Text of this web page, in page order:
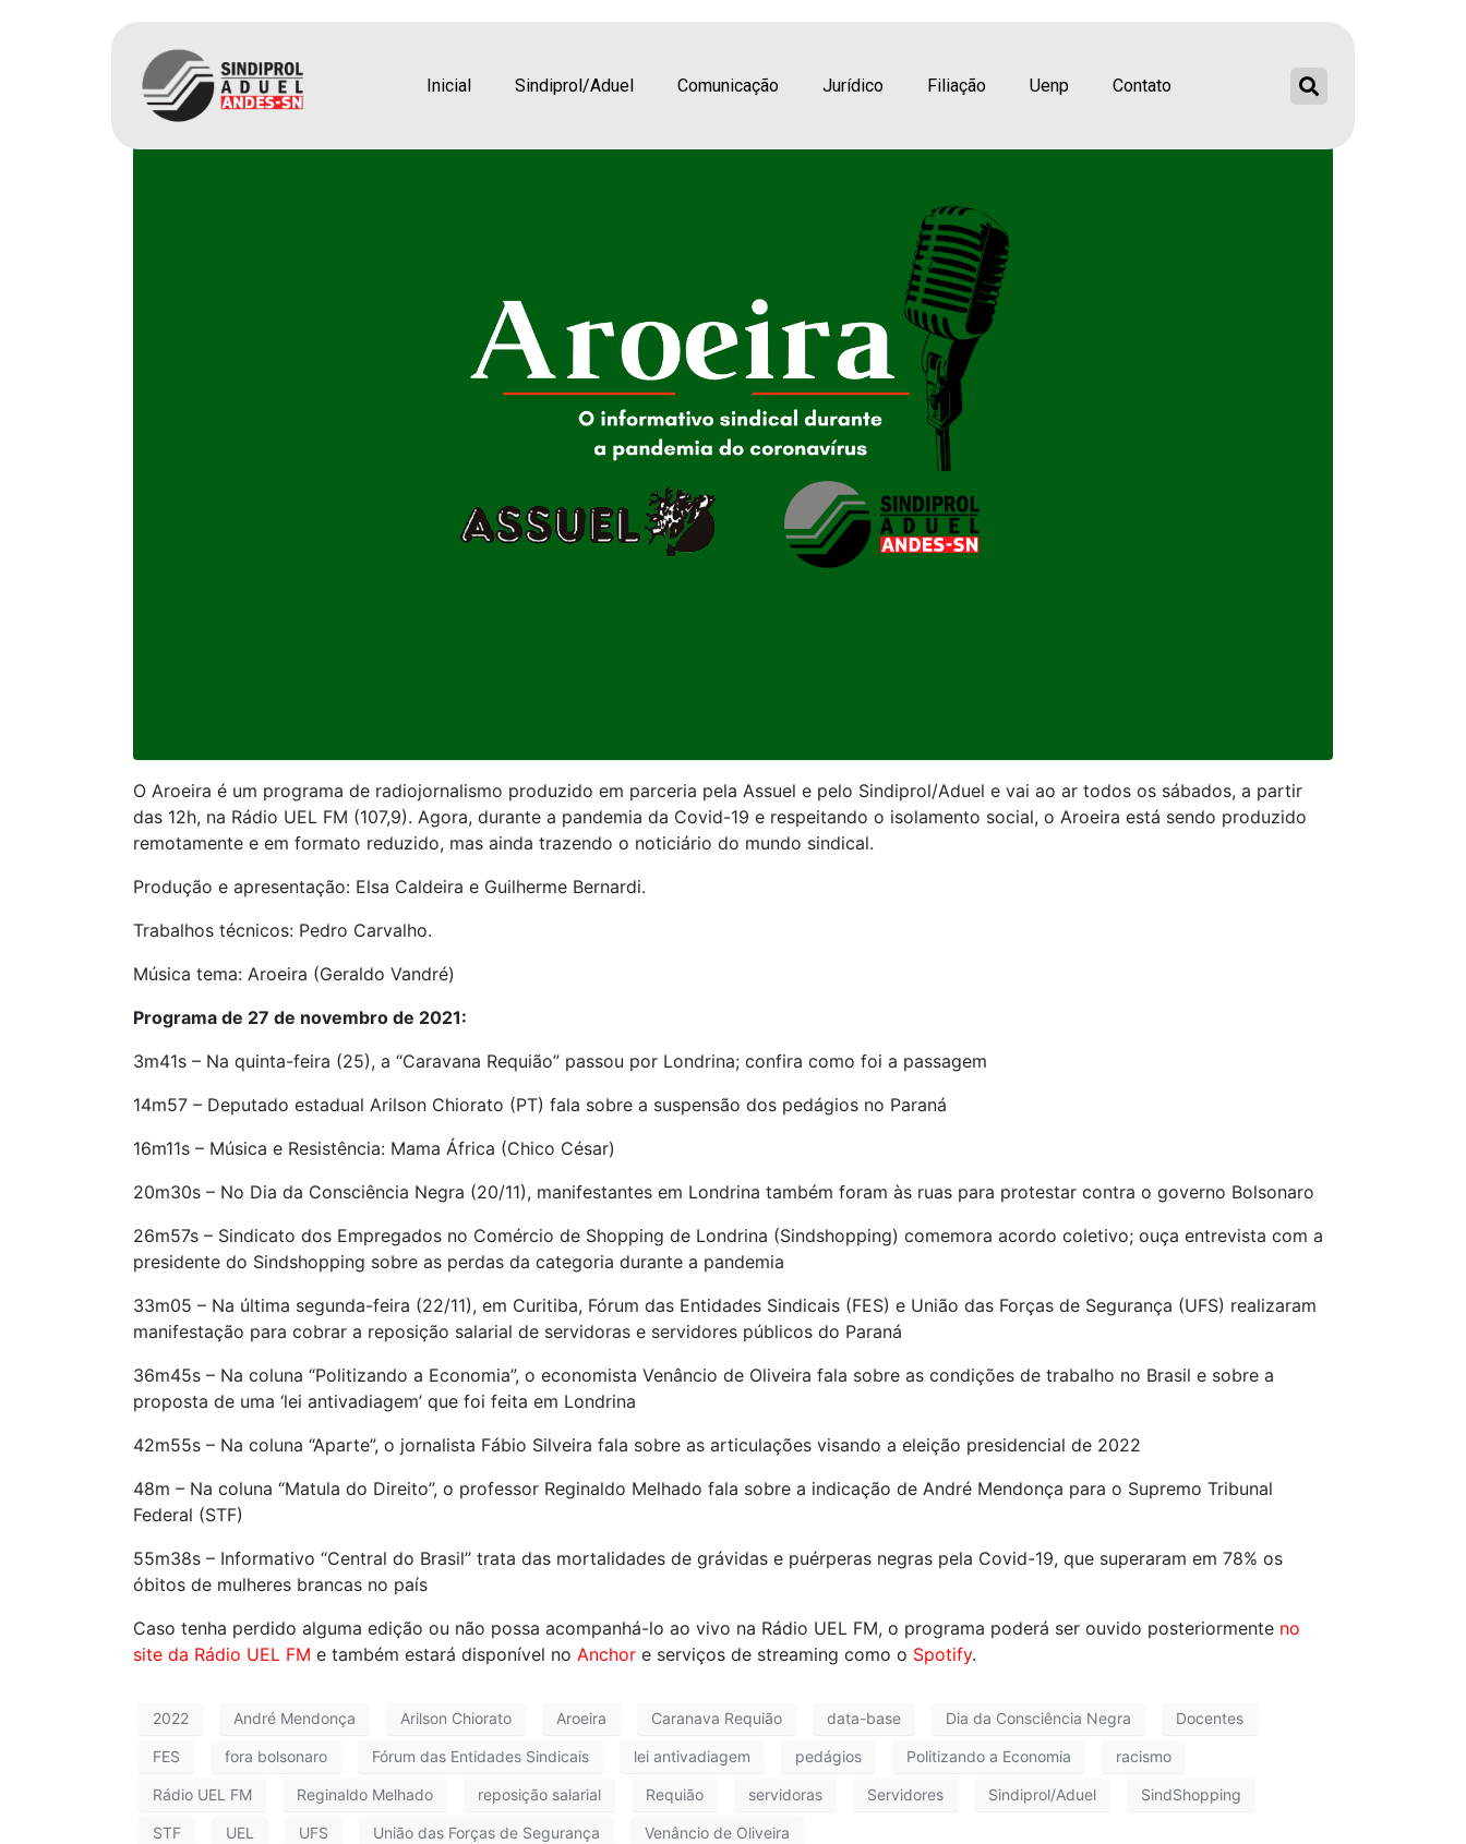
Inicial Sindiprol/Aduel Comunicação Jurídico Filiação Uenp Contato
Aroeira – 27 de novembro de 2021
O Aroeira é um programa de radiojornalismo produzido em parceria pela Assuel e pelo Sindiprol/Aduel e vai ao ar todos os sábados, a partir
das 12h, na Rádio UEL FM (107,9). Agora, durante a pandemia da Covid-19 e respeitando o isolamento social, o Aroeira está sendo produzido
remotamente e em formato reduzido, mas ainda trazendo o noticiário do mundo sindical.
Produção e apresentação: Elsa Caldeira e Guilherme Bernardi.
Trabalhos técnicos: Pedro Carvalho.
Música tema: Aroeira (Geraldo Vandré)
Programa de 27 de novembro de 2021:
3m41s – Na quinta-feira (25), a “Caravana Requião” passou por Londrina; confira como foi a passagem
14m57 – Deputado estadual Arilson Chiorato (PT) fala sobre a suspensão dos pedágios no Paraná
16m11s – Música e Resistência: Mama África (Chico César)
20m30s – No Dia da Consciência Negra (20/11), manifestantes em Londrina também foram às ruas para protestar contra o governo Bolsonaro
26m57s – Sindicato dos Empregados no Comércio de Shopping de Londrina (Sindshopping) comemora acordo coletivo; ouça entrevista com a
presidente do Sindshopping sobre as perdas da categoria durante a pandemia
33m05 – Na última segunda-feira (22/11), em Curitiba, Fórum das Entidades Sindicais (FES) e União das Forças de Segurança (UFS) realizaram
manifestação para cobrar a reposição salarial de servidoras e servidores públicos do Paraná
36m45s – Na coluna “Politizando a Economia”, o economista Venâncio de Oliveira fala sobre as condições de trabalho no Brasil e sobre a
proposta de uma ‘lei antivadiagem’ que foi feita em Londrina
42m55s – Na coluna “Aparte”, o jornalista Fábio Silveira fala sobre as articulações visando a eleição presidencial de 2022
48m – Na coluna “Matula do Direito”, o professor Reginaldo Melhado fala sobre a indicação de André Mendonça para o Supremo Tribunal
Federal (STF)
55m38s – Informativo “Central do Brasil” trata das mortalidades de grávidas e puérperas negras pela Covid-19, que superaram em 78% os
óbitos de mulheres brancas no país
Caso tenha perdido alguma edição ou não possa acompanhá-lo ao vivo na Rádio UEL FM, o programa poderá ser ouvido posteriormente no
site da Rádio UEL FM e também estará disponível no Anchor e serviços de streaming como o Spotify.
2022 André Mendonça Arilson Chiorato Aroeira Caranava Requião data-base Dia da Consciência Negra Docentes
FES fora bolsonaro Fórum das Entidades Sindicais lei antivadiagem pedágios Politizando a Economia racismo
Rádio UEL FM Reginaldo Melhado reposição salarial Requião servidoras Servidores Sindiprol/Aduel SindShopping
STF UEL UFS União das Forças de Segurança Venâncio de Oliveira